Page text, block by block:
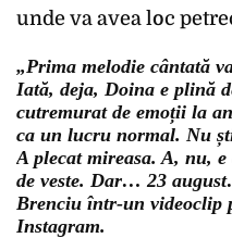
unde va avea loc
„Prima melodie cântată
Iată, deja, Doina e plină
cutremurat de emoții la
ca un lucru normal. Nu
A plecat mireasa. A, nu,
de veste. Dar… 23
Brenciu într-un videoclip
Instagram.